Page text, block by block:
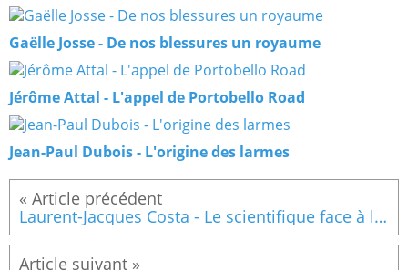
Gaëlle Josse - De nos blessures un royaume
Jérôme Attal - L'appel de Portobello Road
Jean-Paul Dubois - L'origine des larmes
Laurent-Jacques Costa - Le scientifique face à l'invisible